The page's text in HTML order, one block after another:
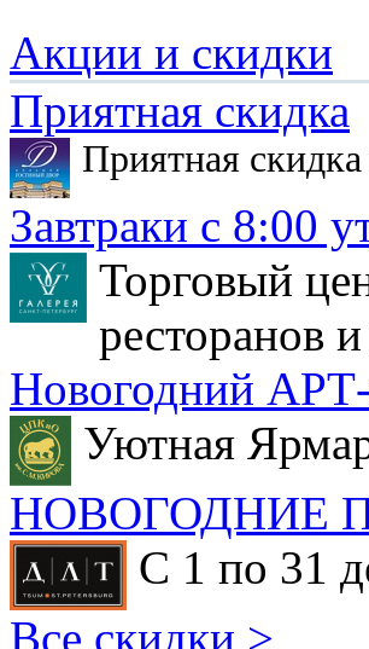
Акции и скидки
Приятная скидка
Приятная
Завтраки с 8:00
Торговый
ресторанов
Новогодний
Уютная
НОВОГОДНИЕ
С 1 по 31
Все скидки >